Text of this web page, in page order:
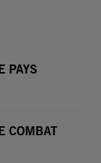
PAYS
COMBAT